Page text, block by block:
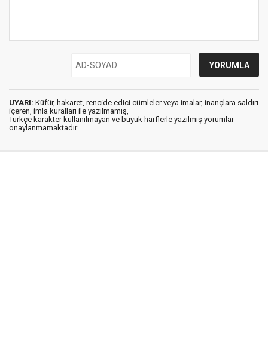
UYARI: Küfür, hakaret, rencide edici cümleler veya imalar, inançlara saldırı
içeren, imla kuralları ile yazılmamış,
Türkçe karakter kullanılmayan ve büyük harflerle yazılmış yorumlar
onaylanmamaktadır.